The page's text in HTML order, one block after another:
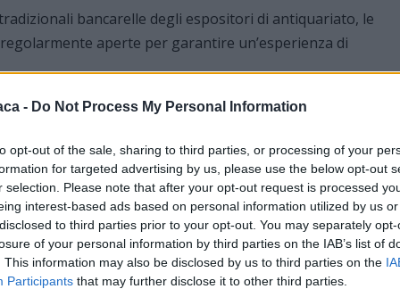
- Do Not Process My Personal Information
opt-out of the sale, sharing to third parties, or processing of your
for targeted advertising by us, please use the below opt-out
selection. Please note that after your opt-out request is processed
interest-based ads based on personal information utilized by us
to third parties prior to your opt-out. You may separately
of your personal information by third parties on the IAB’s list of
This information may also be disclosed by us to third parties on the
Participants that may further disclose it to other third parties.
bancarelle degli espositori di antiquariato, le
aperte per garantire un’esperienza di
l’occasione per varcare la soglia dei musei locali,
del territorio di Imperia.
della zona accoglieranno i passanti e i visitatori
ideali da gustare nei dehors approfittando del clima
2026
tempo tra le atmosfere del passato, il Civ NuovOneglia